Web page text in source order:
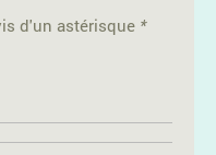
d'un astérisque *